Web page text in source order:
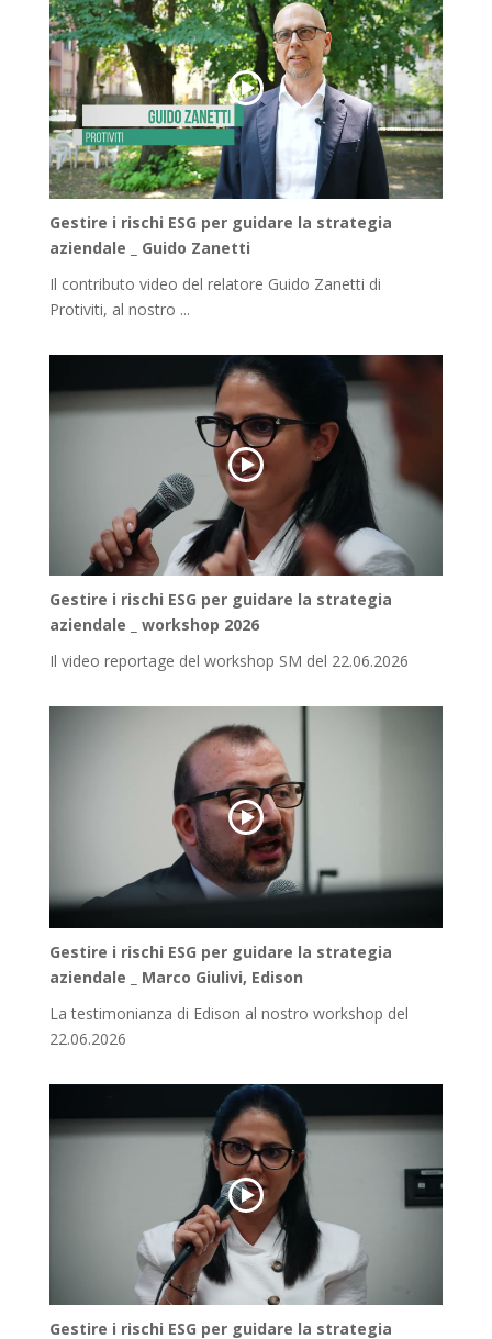
Gestire i rischi ESG per guidare la strategia
aziendale _ Guido Zanetti
Il contributo video del relatore Guido Zanetti di
Protiviti, al nostro ...
Gestire i rischi ESG per guidare la strategia
aziendale _ workshop 2026
Il video reportage del workshop SM del 22.06.2026
Gestire i rischi ESG per guidare la strategia
aziendale _ Marco Giulivi, Edison
La testimonianza di Edison al nostro workshop del
22.06.2026
Gestire i rischi ESG per guidare la strategia